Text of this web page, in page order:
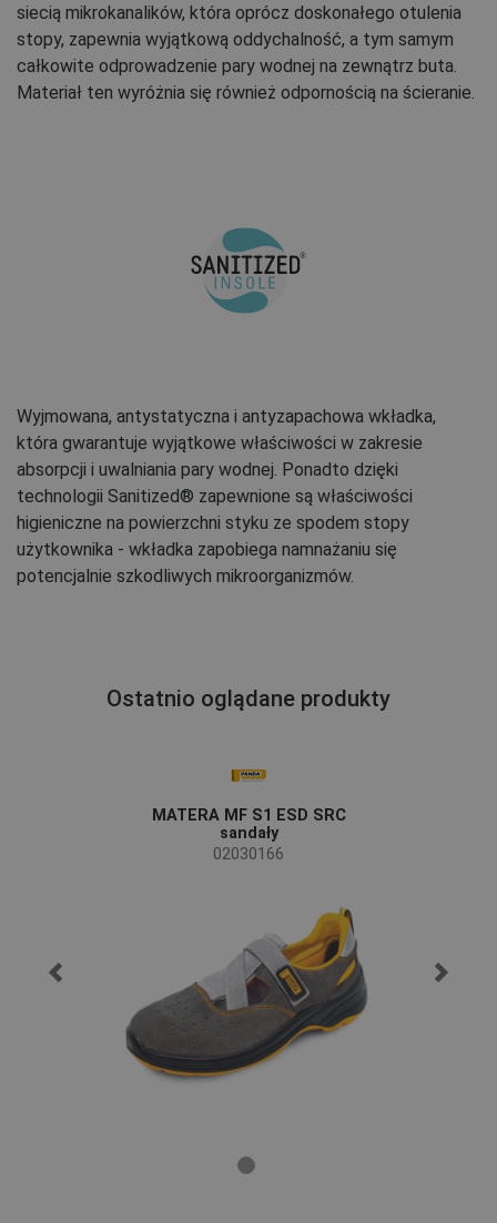
siecią mikrokanalików, która oprócz doskonałego otulenia
stopy, zapewnia wyjątkową oddychalność, a tym samym
całkowite odprowadzenie pary wodnej na zewnątrz buta.
Materiał ten wyróżnia się również odpornością na ścieranie.
Wyjmowana, antystatyczna i antyzapachowa wkładka,
która gwarantuje wyjątkowe właściwości w zakresie
absorpcji i uwalniania pary wodnej. Ponadto dzięki
technologii Sanitized® zapewnione są właściwości
higieniczne na powierzchni styku ze spodem stopy
użytkownika - wkładka zapobiega namnażaniu się
potencjalnie szkodliwych mikroorganizmów.
Ostatnio oglądane produkty
MATERA MF S1 ESD SRC
sandały
02030166